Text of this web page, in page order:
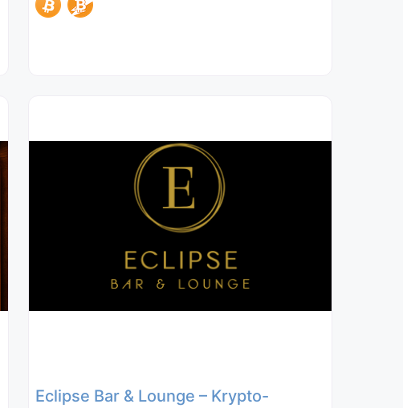
Eclipse Bar & Lounge – Krypto-